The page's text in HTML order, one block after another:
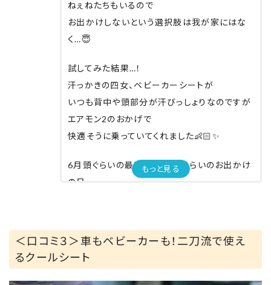
ねぇねたちもいるので
お出かけしないという選択肢は我が家にはな
く…😇
試してみた結果…！
汗っかきの四女、ベビーカーシートが
いつも背中や頭部分が汗びっしょりなのですが
エアモン2のおかげで
快適そうに乗っていてくれました👶🏻✨
6月頭ぐらいの最高気温26度ぐらいのお出かけ
の日、
この夏のお出かけは不可能なんじゃないかと
本気で思っていたので、私もうれしくて🥲
「エアモン2」は我が家の救世主
もっと見る
＜口コミ３＞車もベビーカーも！二刀流で使え
るクールシート